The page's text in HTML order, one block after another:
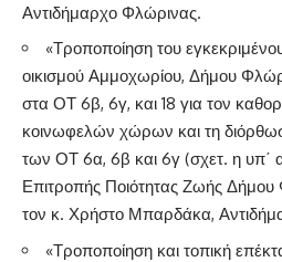
Αντιδήμαρχο Φλώρινας.
«Τροποποίηση του
οικισμού Αμμοχωρίου, Δήμου
στα ΟΤ 6β, 6γ, και 18 για τον
κοινωφελών χώρων και τη
των ΟΤ 6α, 6β και 6γ (σχετ. η υπ΄
Επιτροπής Ποιότητας Ζωής Δήμου
τον κ. Χρήστο Μπαρδάκα,
«Τροποποίηση και τοπική